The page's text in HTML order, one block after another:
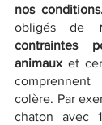
nos
obligés de
contraintes
animaux et
colère. Par
chaton avec